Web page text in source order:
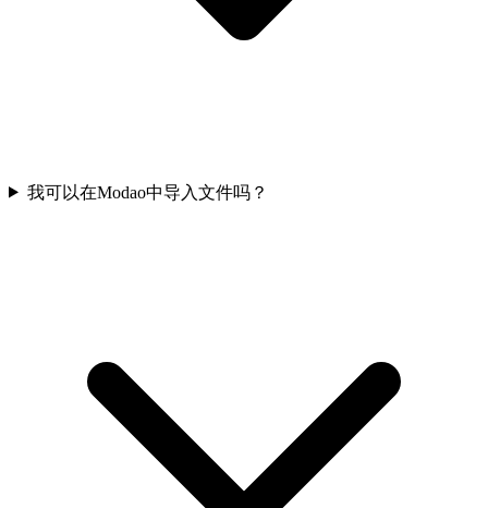
我可以在Modao中导入文件吗？